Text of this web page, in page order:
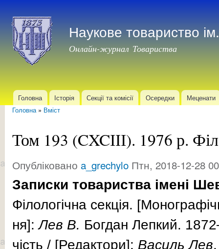
Наукове товариство
Онлайн-журнал Товариства
Головне меню
Головна Історія Секції та комісії Осередки Меценати
Головна» Вміст
Том 193 (CXCІІІ). 1976 р.
Опубліковано a_grechylo Птн, 2018-12-28
Записки товариства імені
Філологічна секція.
ня]:Лев В. Бог­дан Леп­кий.
чість / [Редак­то­ри]: Ва­силь Лев